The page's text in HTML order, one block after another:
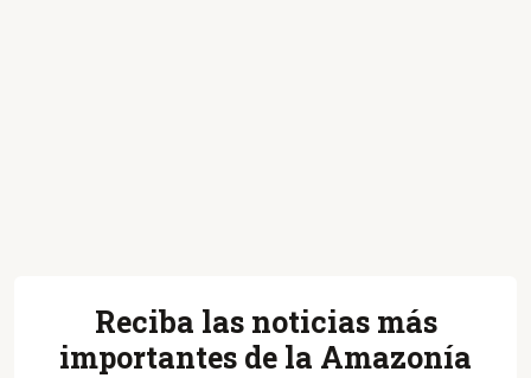
Reciba las noticias más
importantes de la Amazonía